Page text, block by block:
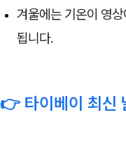
겨울에는 기온이 영
됩니다.
👉 타이베이 최신